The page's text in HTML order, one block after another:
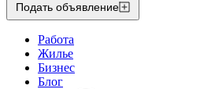
Подать объявление
Работа
Жилье
Бизнес
Блог